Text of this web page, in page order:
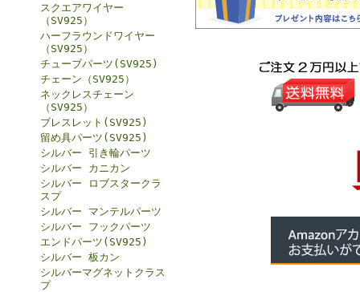
スクエアワイヤー
（SV925）
ハーフラウンドワイヤー
（SV925）
チューブパーツ(SV925)
チェーン（SV925）
ネックレスチェーン
（SV925）
ブレスレット(SV925)
留め具パーツ(SV925)
シルバー 引き輪パーツ
シルバー カニカン
シルバー ロブスタークラ
スプ
シルバー マンテルパーツ
シルバー フックパーツ
エンドパーツ(SV925)
シルバー 板カン
シルバーマグネットクラス
プ